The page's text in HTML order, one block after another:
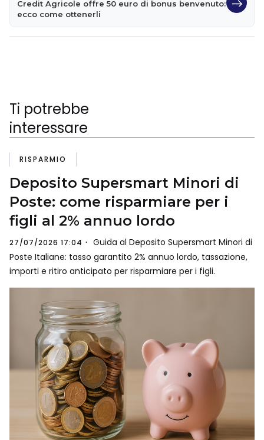
Credit Agricole offre 50 euro di bonus benvenuto:
ecco come ottenerli
Ti potrebbe
interessare
RISPARMIO
Deposito Supersmart Minori di
Poste: come risparmiare per i
figli al 2% annuo lordo
27/07/2026 17:04
Guida al Deposito Supersmart Minori di
Poste Italiane: tasso garantito 2% annuo lordo, tassazione,
importi e ritiro anticipato per risparmiare per i figli.